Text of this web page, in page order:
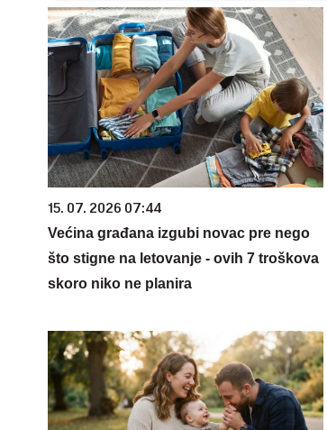
15. 07. 2026 07:44
Većina građana izgubi novac pre nego
što stigne na letovanje - ovih 7 troškova
skoro niko ne planira